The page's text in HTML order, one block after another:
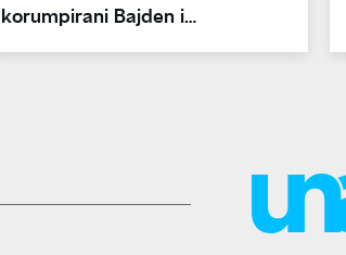
korumpirani Bajden i
demokrate"